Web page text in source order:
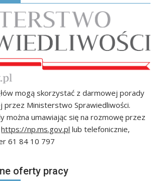
mogą skorzystać z darmowej porady
przez Ministerstwo Sprawiedliwości.
można umawiając się na rozmowę przez
https://np.ms.gov.pl lub telefonicznie,
61 84 10 797
oferty pracy